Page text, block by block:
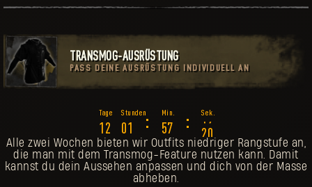
TRANSMOG-AUSRÜSTUNG
PASS DEINE AUSRÜSTUNG INDIVIDUELL AN
1 2 01 : 57 : 1
5
6
Alle zwei Wochen bieten wir Outfits niedriger Rangstufe an,
die man mit dem Transmog-Feature nutzen kann. Damit
kannst du dein Aussehen anpassen und dich von der Masse
abheben.